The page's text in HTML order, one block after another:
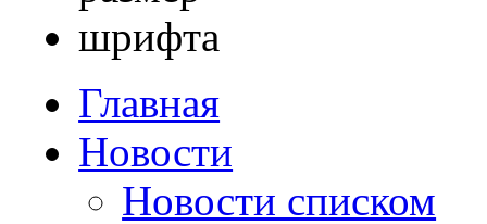
Главная
Новости
Новости списком